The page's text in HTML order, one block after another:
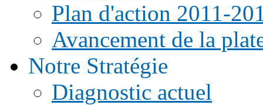
Plan d'action 2011-
Avancement de la
Notre Stratégie
Diagnostic actuel